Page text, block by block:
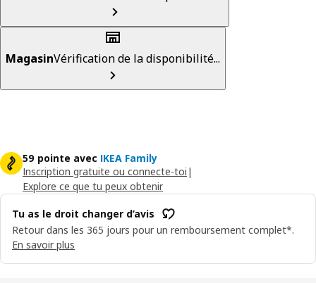
MagasinVérification de la disponibilité...
59 pointe avec IKEA Family
Inscription gratuite ou connecte-toi |
Explore ce que tu peux obtenir
Tu as le droit changer d’avis
Retour dans les 365 jours pour un remboursement complet*.
En savoir plus